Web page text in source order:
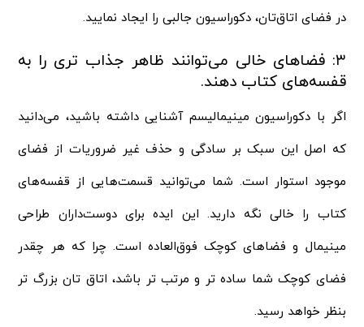
در فضای اتاق‌تان، دکوراسیون جالبی را ایجاد نمایید.
۳: فضاهای خالی می‌توانند ظاهر جذاب‌ تری را به
قفسه‌های کتاب دهند.
اگر با دکوراسیون مینیمالیسم آشنایی داشته باشید، می‌دانید
که اصل این سبک بر سادگی و حذف غیر ضروریات از فضای
موجود استوار است. شما می‌توانید قسمت‌هایی از قفسه‌های
کتاب‌‌ را خالی نگه‌ دارید. این ایده برای دوست‌داران طراحی
مینیمال و فضاهای کوچک فوق‌العاده است. چرا که هر چقدر
فضای کوچک شما ساده‌ تر و مرتب‌ تر باشد، اتاق‌ تان بزرگ‌ تر
بنظر خواهد رسید.